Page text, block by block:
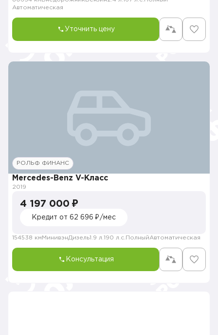
Автоматическая
Уточнить цену
РОЛЬФ ФИНАНС
Mercedes-Benz V-Класс
2019
4 197 000 ₽
Кредит от 62 696 ₽/мес
154538 км МинивэнДизель1.9 л. 190 л.с. ПолныйАвтоматическая
Консультация